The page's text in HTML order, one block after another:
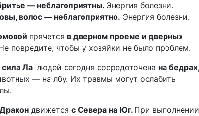
— неблагоприятны. Энергия болезни.
волос — неблагоприятно. Энергия болезни.
прячется в дверном проеме и дверных
повредите, чтобы у хозяйки не было проблем.
сила Ла людей сегодня сосредоточена на бедрах,
— на лбу. Их травмы могут ослабить
движется с Севера на Юг. При выполнении